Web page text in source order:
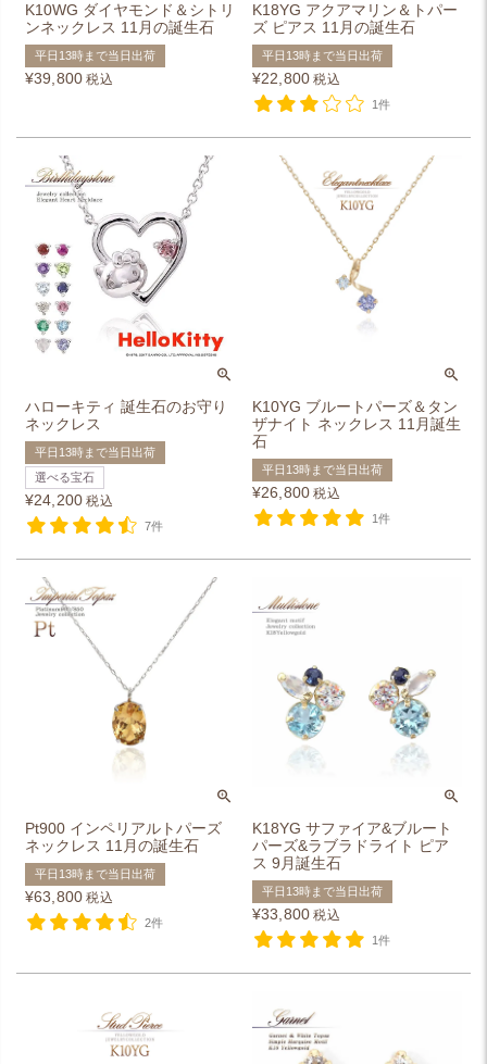
K10WG ダイヤモンド＆シトリ
ンネックレス 11月の誕生石
平日13時まで当日出荷
¥39,800 税込
K18YG アクアマリン＆トパー
ズ ピアス 11月の誕生石
平日13時まで当日出荷
¥22,800 税込
1件
ハローキティ 誕生石のお守り
ネックレス
平日13時まで当日出荷
選べる宝石
¥24,200 税込
7件
K10YG ブルートパーズ＆タン
ザナイト ネックレス 11月誕生
石
平日13時まで当日出荷
¥26,800 税込
1件
Pt900 インペリアルトパーズ
ネックレス 11月の誕生石
平日13時まで当日出荷
¥63,800 税込
2件
K18YG サファイア&ブルート
パーズ&ラブラドライト ピア
ス 9月誕生石
平日13時まで当日出荷
¥33,800 税込
1件